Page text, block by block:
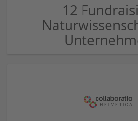
12